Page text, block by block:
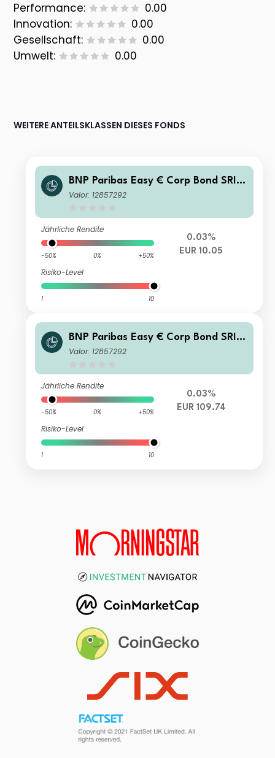
Performance:
0.00
Innovation:
0.00
Gesellschaft:
0.00
Umwelt:
0.00
WEITERE ANTEILSKLASSEN DIESES FONDS
BNP Paribas Easy € Corp Bond SRI F
ossil Free Ultrashort Duration UCITS
Valor: 12857292
Jährliche Rendite
-50% 0% +50%
Risiko-Level
1 10
0.03%
EUR 10.05
BNP Paribas Easy € Corp Bond SRI F
ossil Free Ultrashort Duration Track
Valor: 12857292
Jährliche Rendite
-50% 0% +50%
Risiko-Level
1 10
0.03%
EUR 109.74